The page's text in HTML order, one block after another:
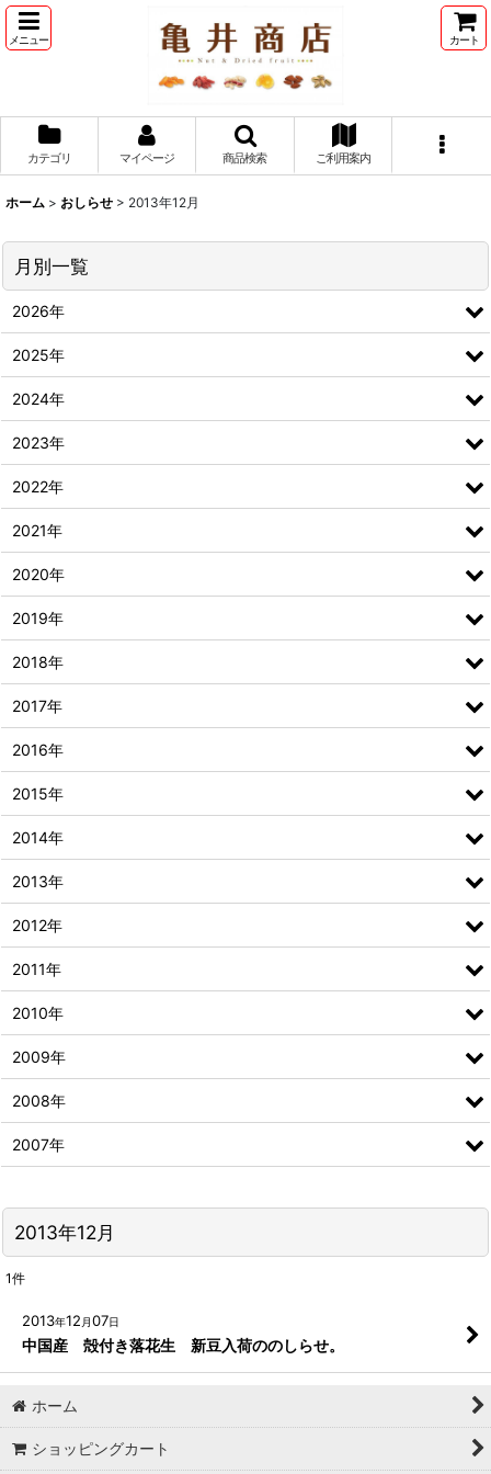
メニュー カート
カテゴリ マイページ 商品検索 ご利用案内
ホーム > おしらせ > 2013年12月
2013年12月
1件
2013年12 月07日
中国産 殻付き落花生 新豆入荷ののしらせ。
月別一覧
2026年
2025年
2024年
2023年
2022年
2021年
2020年
2019年
2018年
2017年
2016年
2015年
2014年
2013年
2012年
2011年
2010年
2009年
2008年
2007年
ホーム
ショッピングカート